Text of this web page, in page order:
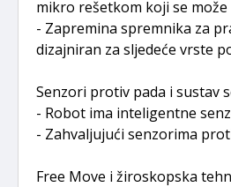
mikro rešetkom koji se može
- Zapremina spremnika za
dizajniran za sljedeće vrste
Senzori protiv pada i sustav
- Robot ima inteligentne
- Zahvaljujući senzorima
Free Move i žiroskopska